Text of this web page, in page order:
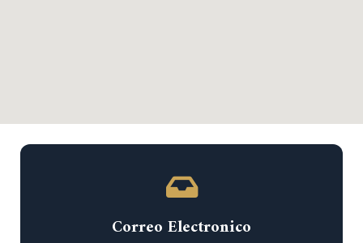
Correo Electronico